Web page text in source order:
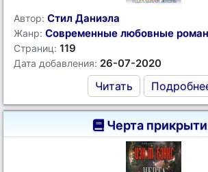
Автор: Стил Даниэла
Жанр: Современные любовные
Страниц: 119
Дата добавления: 26-07-2020
Читать
Черта